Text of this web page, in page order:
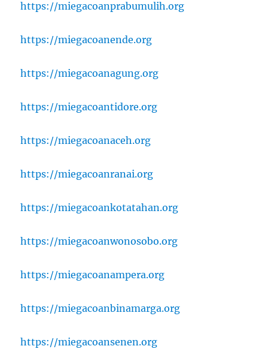
https://miegacoanprabumulih.org
https://miegacoanende.org
https://miegacoanagung.org
https://miegacoantidore.org
https://miegacoanaceh.org
https://miegacoanranai.org
https://miegacoankotatahan.org
https://miegacoanwonosobo.org
https://miegacoanampera.org
https://miegacoanbinamarga.org
https://miegacoansenen.org